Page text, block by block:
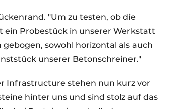
"Um zu testen, ob die
ein Probestück in unserer Werkstatt
sowohl horizontal als auch
unserer Betonschreiner."
Infrastructure stehen nun kurz vor
hinter uns und sind stolz auf das